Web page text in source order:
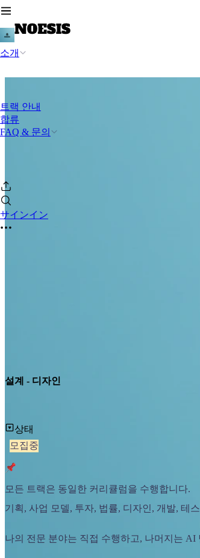
소개
트랙 안내
합류
FAQ & 문의
サインイン
설계 - 디자인
상태
모집중
모든 트랙은 동일한 커리큘럼을 수행합니다.
기획, 사업 모델, 투자, 법률, 디자인, 개발, 테
나의 전문 분야는 직접 수행하고, 나머지는